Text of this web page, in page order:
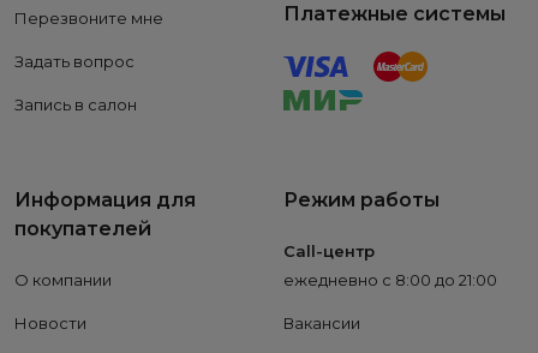
Перезвоните мне
Задать вопрос
Запись в салон
Платежные системы
Информация для
покупателей
О компании
Новости
Режим работы
Call-центр
ежедневно с 8:00 до 21:00
Вакансии